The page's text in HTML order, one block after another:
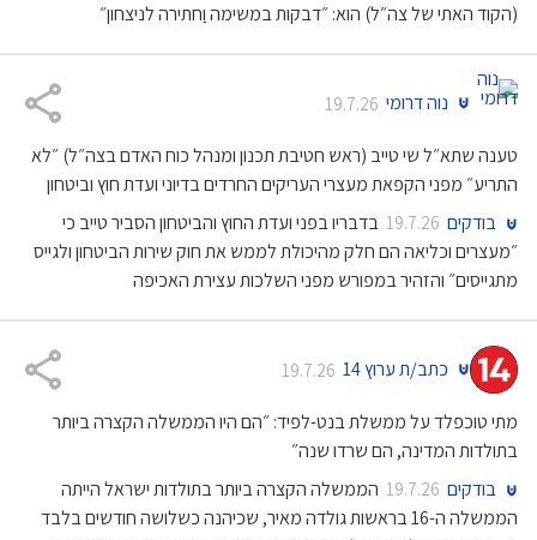
(הקוד האתי של צה״ל) הוא: ״דבקות במשימה וַחתירה לניצחון״
נוה דרומי 19.7.26
טענה שתא״ל שי טייב (ראש חטיבת תכנון ומנהל כוח האדם בצה״ל) ״לא
התריע״ מפני הקפאת מעצרי העריקים החרדים בדיוני ועדת חוץ וביטחון
בודקים 19.7.26 בדבריו בפני ועדת החוץ והביטחון הסביר טייב כי
״מעצרים וכליאה הם חלק מהיכולת לממש את חוק שירות הביטחון ולגייס
מתגייסים״ והזהיר במפורש מפני השלכות עצירת האכיפה
כתב/ת ערוץ 14 19.7.26
מתי טוכפלד על ממשלת בנט-לפיד: ״הם היו הממשלה הקצרה ביותר
בתולדות המדינה, הם שרדו שנה״
בודקים 19.7.26 הממשלה הקצרה ביותר בתולדות ישראל הייתה
הממשלה ה-16 בראשות גולדה מאיר, שכיהנה כשלושה חודשים בלבד